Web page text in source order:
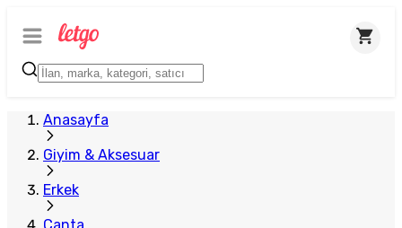
Anasayfa
Giyim & Aksesuar
Erkek